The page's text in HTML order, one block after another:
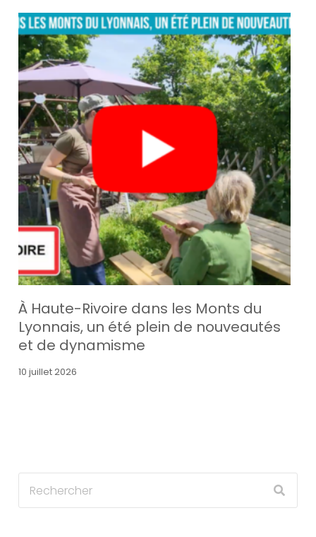
À Haute-Rivoire dans les Monts du
Lyonnais, un été plein de nouveautés
et de dynamisme
10 juillet 2026